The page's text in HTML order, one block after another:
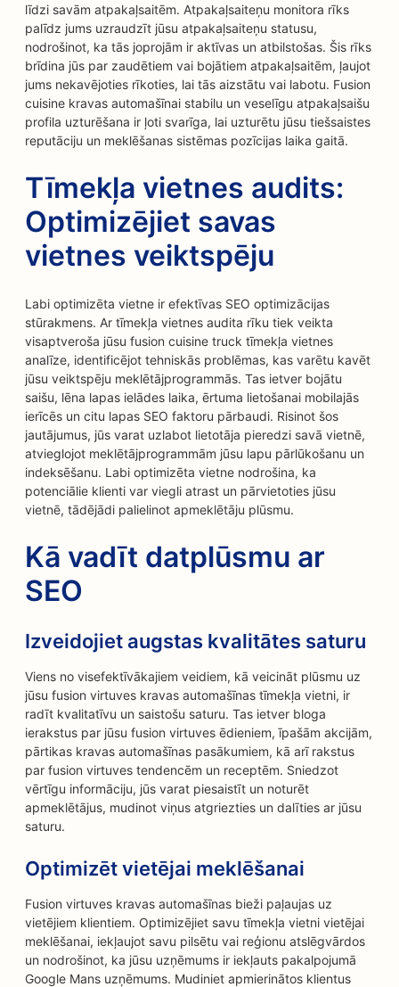
līdzi savām atpakaļsaitēm. Atpakaļsaiteņu monitora rīks
palīdz jums uzraudzīt jūsu atpakaļsaiteņu statusu,
nodrošinot, ka tās joprojām ir aktīvas un atbilstošas. Šis rīks
brīdina jūs par zaudētiem vai bojātiem atpakaļsaitēm, ļaujot
jums nekavējoties rīkoties, lai tās aizstātu vai labotu. Fusion
cuisine kravas automašīnai stabilu un veselīgu atpakaļsaišu
profila uzturēšana ir ļoti svarīga, lai uzturētu jūsu tiešsaistes
reputāciju un meklēšanas sistēmas pozīcijas laika gaitā.
Tīmekļa vietnes audits:
Optimizējiet savas
vietnes veiktspēju
Labi optimizēta vietne ir efektīvas SEO optimizācijas
stūrakmens. Ar tīmekļa vietnes audita rīku tiek veikta
visaptveroša jūsu fusion cuisine truck tīmekļa vietnes
analīze, identificējot tehniskās problēmas, kas varētu kavēt
jūsu veiktspēju meklētājprogrammās. Tas ietver bojātu
saišu, lēna lapas ielādes laika, ērtuma lietošanai mobilajās
ierīcēs un citu lapas SEO faktoru pārbaudi. Risinot šos
jautājumus, jūs varat uzlabot lietotāja pieredzi savā vietnē,
atvieglojot meklētājprogrammām jūsu lapu pārlūkošanu un
indeksēšanu. Labi optimizēta vietne nodrošina, ka
potenciālie klienti var viegli atrast un pārvietoties jūsu
vietnē, tādējādi palielinot apmeklētāju plūsmu.
Kā vadīt datplūsmu ar
SEO
Izveidojiet augstas kvalitātes saturu
Viens no visefektīvākajiem veidiem, kā veicināt plūsmu uz
jūsu fusion virtuves kravas automašīnas tīmekļa vietni, ir
radīt kvalitatīvu un saistošu saturu. Tas ietver bloga
ierakstus par jūsu fusion virtuves ēdieniem, īpašām akcijām,
pārtikas kravas automašīnas pasākumiem, kā arī rakstus
par fusion virtuves tendencēm un receptēm. Sniedzot
vērtīgu informāciju, jūs varat piesaistīt un noturēt
apmeklētājus, mudinot viņus atgriezties un dalīties ar jūsu
saturu.
Optimizēt vietējai meklēšanai
Fusion virtuves kravas automašīnas bieži paļaujas uz
vietējiem klientiem. Optimizējiet savu tīmekļa vietni vietējai
meklēšanai, iekļaujot savu pilsētu vai reģionu atslēgvārdos
un nodrošinot, ka jūsu uzņēmums ir iekļauts pakalpojumā
Google Mans uzņēmums. Mudiniet apmierinātos klientus